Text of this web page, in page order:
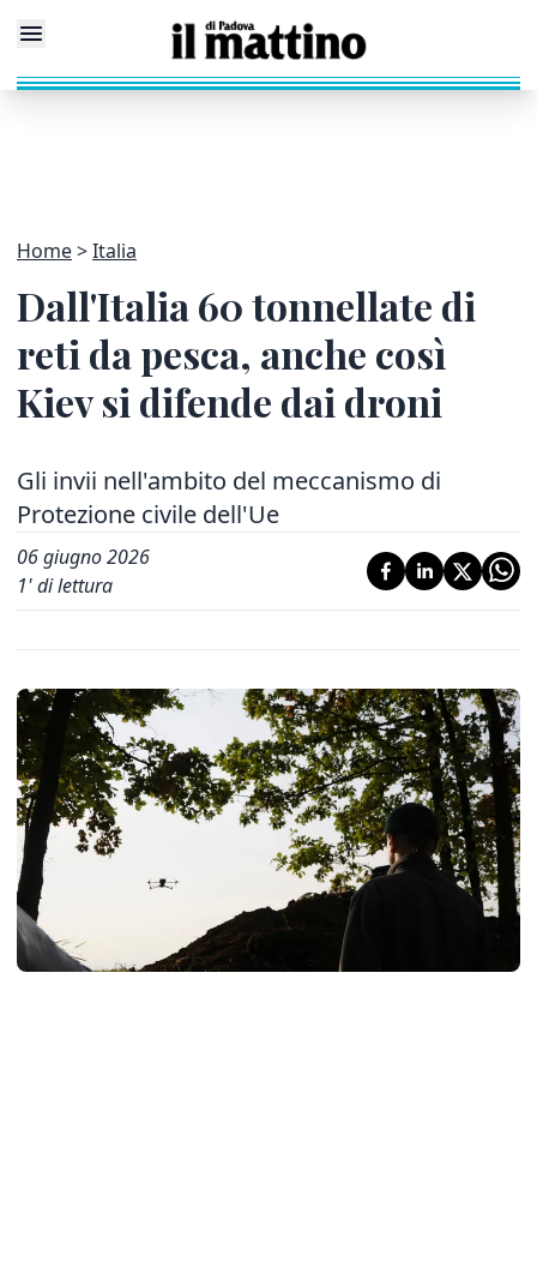
Home Italia
Dall'Italia 60 tonnellate di
reti da pesca, anche così
Kiev si difende dai droni
Gli invii nell'ambito del meccanismo di
Protezione civile dell'Ue
06 giugno 2026
1' di lettura